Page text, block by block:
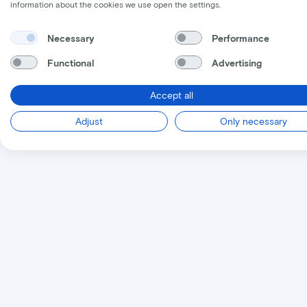
information about the cookies we use open the settings.
Necessary Performance
Functional Advertising
Accept all
Adjust Only necessary